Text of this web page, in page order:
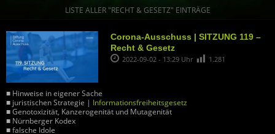
LISTE ALLER "RECHT & GESETZ" EINTRÄGE
Corona-Ausschuss | SITZUNG 119 –
Recht & Gesetz
2022-09-02 - 13:29 Uhr 1.281
■ Hinweise in eigener Sache
■ juristischen Strategie | Informationsfreiheitsgesetz
■ Genotoxizität, Kanzerogenität und Mutagenität
■ Nürnberger Kodex
■ falsche Idole